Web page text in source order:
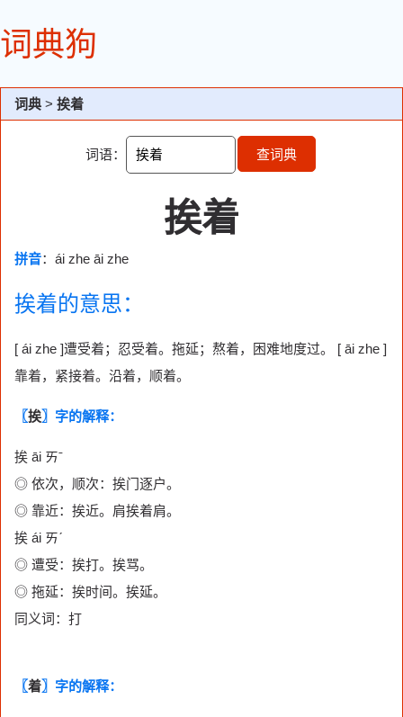
词典狗
词典 > 挨着
词语： 查词典
挨着
拼音：ái zhe āi zhe
挨着的意思：
[ ái zhe ]遭受着；忍受着。拖延；熬着，困难地度过。 [ āi zhe ]
靠着，紧接着。沿着，顺着。
〖挨〗字的解释：
挨 āi ㄞˉ
◎ 依次，顺次：挨门逐户。
◎ 靠近：挨近。肩挨着肩。
挨 ái ㄞˊ
◎ 遭受：挨打。挨骂。
◎ 拖延：挨时间。挨延。
同义词：打
〖着〗字的解释：